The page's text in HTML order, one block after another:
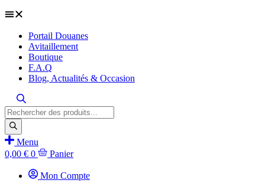
Portail Douanes
Avitaillement
Boutique
F.A.Q
Blog, Actualités & Occasion
Recherche
de
produits
Menu
0,00 € 0 Panier
Mon Compte